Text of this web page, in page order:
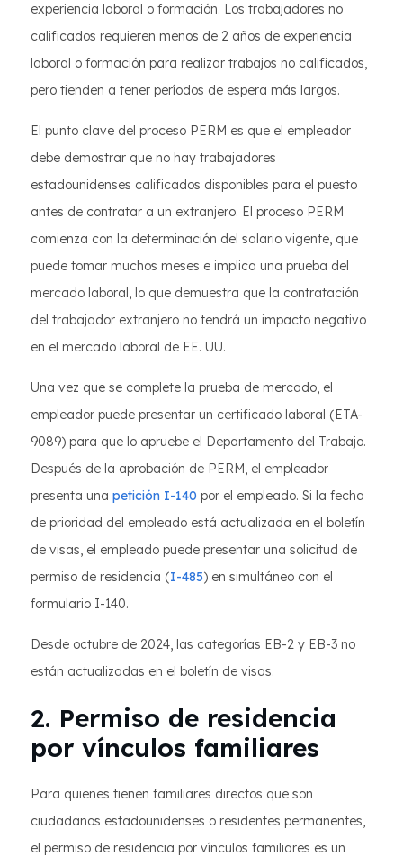
experiencia laboral o formación. Los trabajadores no
calificados requieren menos de 2 años de experiencia
laboral o formación para realizar trabajos no calificados,
pero tienden a tener períodos de espera más largos.
El punto clave del proceso PERM es que el empleador
debe demostrar que no hay trabajadores
estadounidenses calificados disponibles para el puesto
antes de contratar a un extranjero. El proceso PERM
comienza con la determinación del salario vigente, que
puede tomar muchos meses e implica una prueba del
mercado laboral, lo que demuestra que la contratación
del trabajador extranjero no tendrá un impacto negativo
en el mercado laboral de EE. UU.
Una vez que se complete la prueba de mercado, el
empleador puede presentar un certificado laboral (ETA-
9089) para que lo apruebe el Departamento del Trabajo.
Después de la aprobación de PERM, el empleador
presenta una petición I-140 por el empleado. Si la fecha
de prioridad del empleado está actualizada en el boletín
de visas, el empleado puede presentar una solicitud de
permiso de residencia (I-485) en simultáneo con el
formulario I-140.
Desde octubre de 2024, las categorías EB-2 y EB-3 no
están actualizadas en el boletín de visas.
2. Permiso de residencia
por vínculos familiares
Para quienes tienen familiares directos que son
ciudadanos estadounidenses o residentes permanentes,
el permiso de residencia por vínculos familiares es un